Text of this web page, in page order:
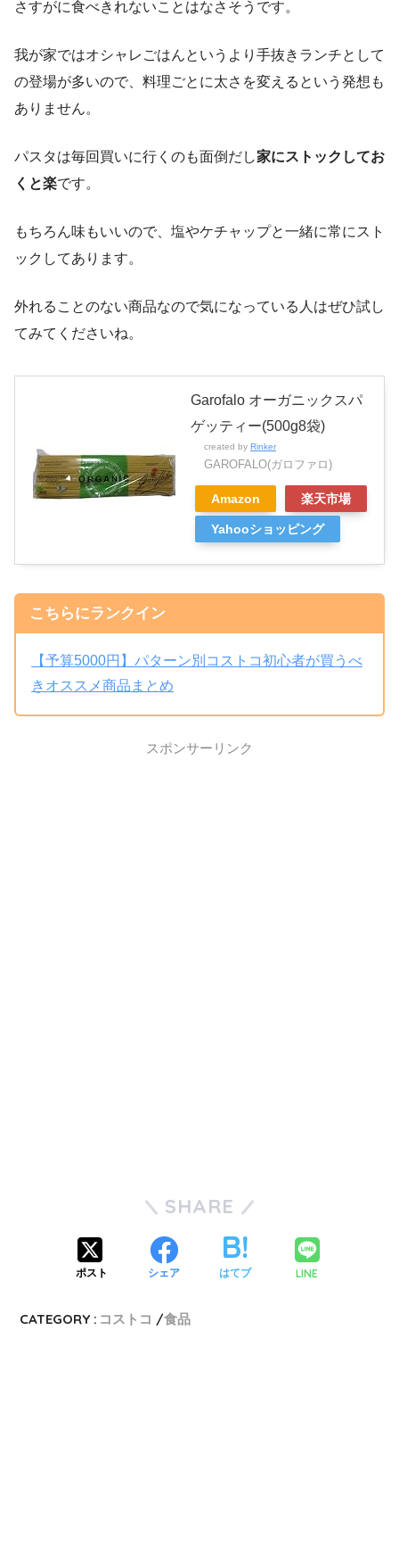
さすがに食べきれないことはなさそうです。
我が家ではオシャレごはんというより手抜きランチとして
の登場が多いので、料理ごとに太さを変えるという発想も
ありません。
パスタは毎回買いに行くのも面倒だし家にストックしてお
くと楽です。
もちろん味もいいので、塩やケチャップと一緒に常にスト
ックしてあります。
外れることのない商品なので気になっている人はぜひ試し
てみてくださいね。
Garofalo オーガニックスパ
ゲッティー(500g8袋)
created by Rinker
GAROFALO(ガロファロ)
Amazon 楽天市場
Yahooショッピング
こちらにランクイン
【予算5000円】パターン別コストコ初心者が買うべ
きオススメ商品まとめ
スポンサーリンク
SHARE
ポスト シェア はてブ LINE
CATEGORY : コストコ 食品